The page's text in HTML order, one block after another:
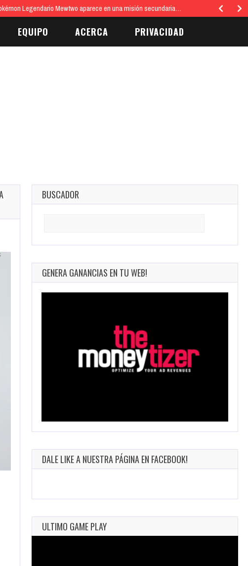
Legendario Mewtwo aparece en una misión secundaria…
EQUIPO ACERCA PRIVACIDAD
BUSCADOR
GENERA GANANCIAS EN TU WEB!
DALE LIKE A NUESTRA PÁGINA EN FACEBOOK!
ULTIMO GAME PLAY